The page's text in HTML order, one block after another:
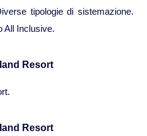
tipologie di sistemazione.
All Inclusive.
Resort
Resort